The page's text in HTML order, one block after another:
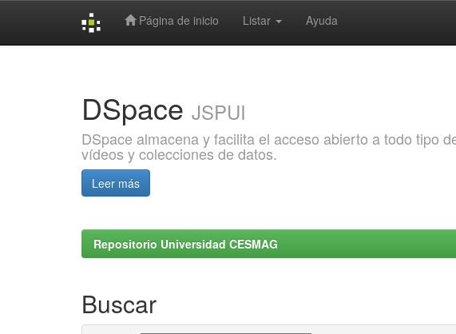
Página de inicio Listar Ayuda
DSpace JSPUI
DSpace almacena y facilita el acceso abierto a todo tipo
vídeos y colecciones de datos.
Leer más
Repositorio Universidad CESMAG
Buscar